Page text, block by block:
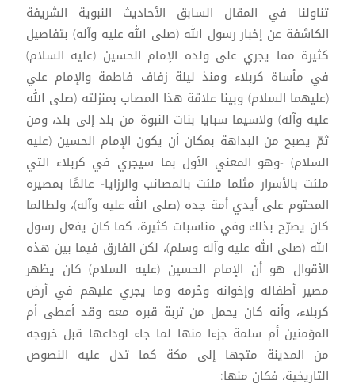
تناولنا في المقال السابق الأحاديث النبوية الشريفة
الكاشفة عن إخبار رسول الله (صلى الله عليه وآله) بتفاصيل
كثيرة مما يجري على ولده الإمام الحسين (عليه السلام)
في مأساة كربلاء ومنذ ليلة زفاف فاطمة والإمام علي
(عليهما السلام) وبينا علاقة هذا المصاب بمنزلته (صلى الله
عليه وآله) ولاسيما سبايا بنات النبوة من بلد إلى بلد، ومن
ثمّ يصبح من البداهة بمكان أن يكون الإمام الحسين (عليه
السلام) -وهو المعني الأول بما سيجري في كربلاء التي
ملئت بالأسرار مثلما ملئت بالمصائب والرزايا- عالمًا بمصيره
المحتوم على أيدي أمة جده (صلى الله عليه وآله)، ولطالما
كان يصرّح بذلك وفي مناسبات كثيرة، كما كان يفعل رسول
الله (صلى الله عليه وآله وسلم)، لكن الفارق فيما بين هذه
الأقوال هو أن الإمام الحسين (عليه السلام) كان يظهر
مصير أطفاله وإخوانه وحُرمه وما يجري عليهم في أرض
كربلاء، وأنه كان يحمل من تربة قبره معه وقد أعطى أم
المؤمنين أم سلمة جزءا منها لما جاء لوداعها قبل خروجه
من المدينة متجها إلى مكة كما تدل عليه النصوص
التاريخية، فكان منها: